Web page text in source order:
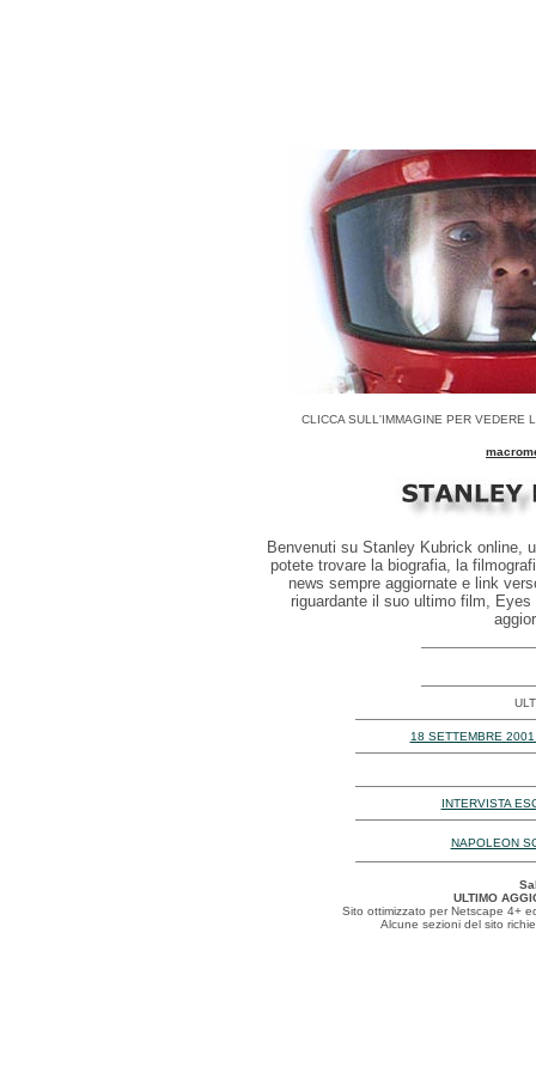
CLICCA SULL'IMMAGINE PER VEDERE
Benvenuti su Stanley Kubrick online,
potete trovare la biografia, la
news sempre aggiornate e link
riguardante il suo ultimo film,
18 SETTEMBRE
INTERVISTA
NAPOLEON
Sito ottimizzato per Netscape 4+
Alcune sezioni del sito